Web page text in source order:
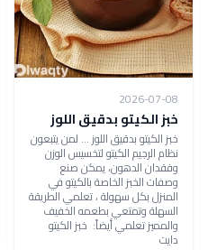
2026-07-08
خبز الكيتو بدقيق اللوز
خبز الكيتو بدقيق اللوز ... لمن يتبعون
نظام الرجيم الكيتو لتخسيس الوزن
وفقدان الدهون، يمكن صنع
وصفات الخبز الخاصة بالكيتو في
المنزل بكل سهولة ، تعلمي الطريقة
السهلة وتمتعي بطعمه الخفيف
والمميز تعلمي أيضاً: خبز الكيتو
دايت